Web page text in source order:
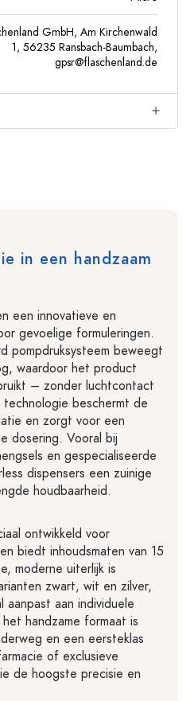
GmbH, Am Kirchenwald
1, 56235 Ransbach-Baumbach,
gpsr@flaschenland.de
in een handzaam
een innovatieve en
gevoelige formuleringen.
pompdruksysteem beweegt
waardoor het product
– zonder luchtcontact
beschermt de
en zorgt voor een
dosering. Vooral bij
en gespecialiseerde
dispensers een zuinige
houdbaarheid.
ontwikkeld voor
biedt inhoudsmaten van 15
moderne uiterlijk is
zwart, wit en zilver,
aan individuele
handzame formaat is
en een eersteklas
of exclusieve
de hoogste precisie en